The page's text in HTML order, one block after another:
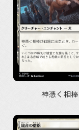
神憑く相棒